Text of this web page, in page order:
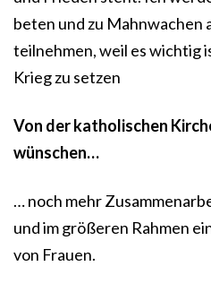
beten und zu Mahnwachen
teilnehmen, weil es wichtig
Krieg zu setzen
Von der katholischen
wünschen…
… noch mehr
und im größeren Rahmen
von Frauen.